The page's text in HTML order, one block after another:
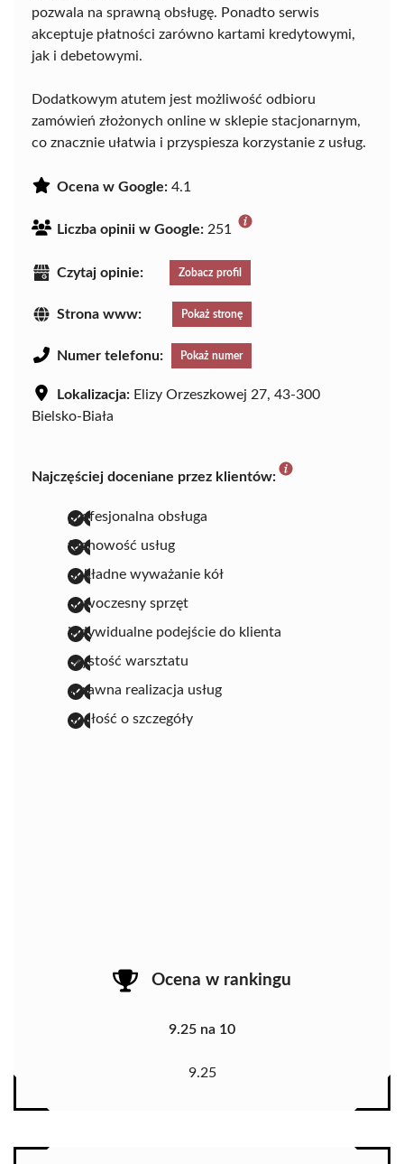
pozwala na sprawną obsługę. Ponadto serwis
akceptuje płatności zarówno kartami kredytowymi,
jak i debetowymi.
Dodatkowym atutem jest możliwość odbioru
zamówień złożonych online w sklepie stacjonarnym,
co znacznie ułatwia i przyspiesza korzystanie z usług.
Ocena w Google: 4.1
Liczba opinii w Google: 251
Czytaj opinie: Zobacz profil
Strona www: Pokaż stronę
Numer telefonu: Pokaż numer
Lokalizacja: Elizy Orzeszkowej 27, 43-300
Bielsko-Biała
Najczęściej doceniane przez klientów:
profesjonalna obsługa
fachowość usług
dokładne wyważanie kół
nowoczesny sprzęt
indywidualne podejście do klienta
czystość warsztatu
sprawna realizacja usług
dbałość o szczegóły
Ocena w rankingu
9.25 na 10
9.25